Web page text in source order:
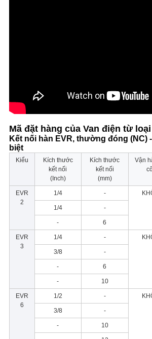
Mã đặt hàng của Van điện từ
Kết nối hàn EVR, thường đóng (NC)
biệt
Kiểu
Kích thước
kết nối
(Inch)
Kích thước
kết nối
(mm)
Vận
EVR
2
1/4 -
1/4 -
- 6
EVR
3
1/4 -
3/8 -
- 6
- 10
EVR
6
1/2 -
3/8 -
- 10